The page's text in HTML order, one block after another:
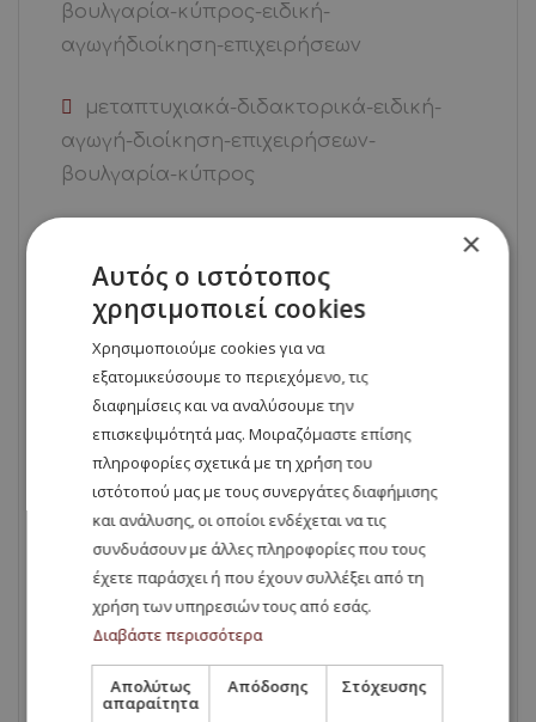
βουλγαρία-κύπρος-ειδική-
αγωγήδιοίκηση-επιχειρήσεων
μεταπτυχιακά-διδακτορικά-ειδική-
αγωγή-διοίκηση-επιχειρήσεων-
βουλγαρία-κύπρος
Αγγλόφωνο-Βουλγαρία-Κύπρος
αγωγής
Νέα
σπουδές – στη – Βουλγαρία . σπουδές
στην – Ιταλία .σπουδές – στη – Ρουμανία
σπουδές – στη -Βουλγαρία
Σπουδές Εξωτερικό
σπουδές στο εξωτερικό
×
Αυτός ο ιστότοπος
χρησιμοποιεί cookies
Χρησιμοποιούμε cookies για να
εξατομικεύσουμε το περιεχόμενο, τις
διαφημίσεις και να αναλύσουμε την
επισκεψιμότητά μας. Μοιραζόμαστε επίσης
πληροφορίες σχετικά με τη χρήση του
ιστότοπού μας με τους συνεργάτες διαφήμισης
και ανάλυσης, οι οποίοι ενδέχεται να τις
συνδυάσουν με άλλες πληροφορίες που τους
έχετε παράσχει ή που έχουν συλλέξει από τη
χρήση των υπηρεσιών τους από εσάς.
Διαβάστε περισσότερα
Απολύτως
απαραίτητα
Απόδοσης Στόχευσης